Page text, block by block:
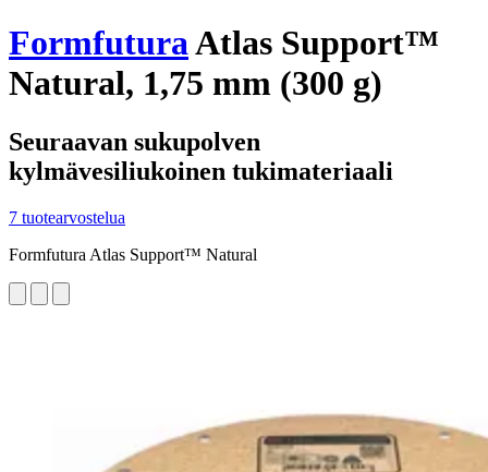
FormfuturaAtlas Support™
Natural, 1,75 mm (300 g)
Seuraavan sukupolven
kylmävesiliukoinen tukimateriaali
7 tuotearvostelua
Formfutura Atlas Support™ Natural